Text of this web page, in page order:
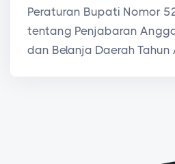
Peraturan Bupati Nomor
tentang Penjabaran
dan Belanja Daerah